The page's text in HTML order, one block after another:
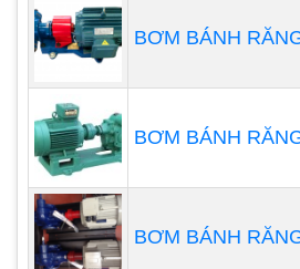
BƠM BÁNH
BƠM BÁNH
BƠM BÁNH